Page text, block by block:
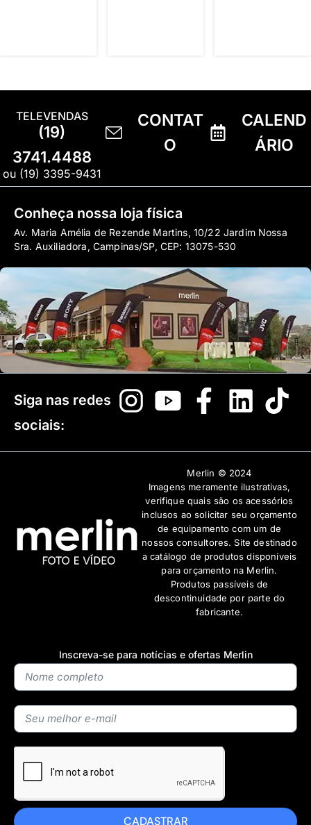
Inscreva-se para notícias e ofertas Merlin
CADASTRAR
TELEVENDAS
(19)
3741.4488
ou (19) 3395-9431
CONTAT
O
CALEND
ÁRIO
Conheça nossa loja física
Av. Maria Amélia de Rezende Martins, 10/22 Jardim Nossa
Sra. Auxiliadora, Campinas/SP, CEP: 13075-530
Siga nas redes
sociais:
Merlin © 2024
Imagens meramente ilustrativas,
verifique quais são os acessórios
inclusos ao solicitar seu orçamento
de equipamento com um de
nossos consultores. Site destinado
a catálogo de produtos disponíveis
para orçamento na Merlin.
Produtos passíveis de
descontinuidade por parte do
fabricante.